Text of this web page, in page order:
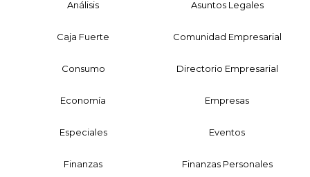
Análisis Asuntos Legales
Caja Fuerte Comunidad Empresarial
Consumo Directorio Empresarial
Economía Empresas
Especiales Eventos
Finanzas Finanzas Personales